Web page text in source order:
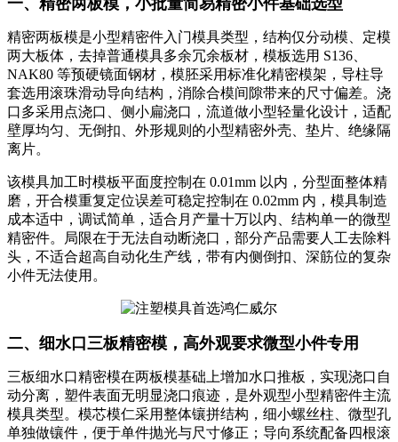
精密两板模是小型精密件入门模具类型，结构仅分动模、定模
两大板体，去掉普通模具多余冗余板材，模板选用 S136、
NAK80 等预硬镜面钢材，模胚采用标准化精密模架，导柱导
套选用滚珠滑动导向结构，消除合模间隙带来的尺寸偏差。浇
口多采用点浇口、侧小扁浇口，流道做小型轻量化设计，适配
壁厚均匀、无倒扣、外形规则的小型精密外壳、垫片、绝缘隔
离片。
该模具加工时模板平面度控制在 0.01mm 以内，分型面整体精
磨，开合模重复定位误差可稳定控制在 0.02mm 内，模具制造
成本适中，调试简单，适合月产量十万以内、结构单一的微型
精密件。局限在于无法自动断浇口，部分产品需要人工去除料
头，不适合超高自动化生产线，带有内侧倒扣、深筋位的复杂
小件无法使用。
二、细水口三板精密模，高外观要求微型小件专用
三板细水口精密模在两板模基础上增加水口推板，实现浇口自
动分离，塑件表面无明显浇口痕迹，是外观型小型精密件主流
模具类型。模芯模仁采用整体镶拼结构，细小螺丝柱、微型孔
单独做镶件，便于单件抛光与尺寸修正；导向系统配备四根滚